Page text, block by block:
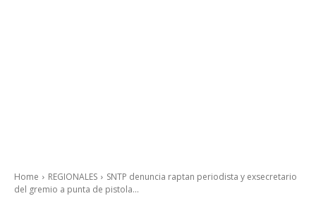
Home REGIONALES
SNTP denuncia raptan periodista y exsecretario
del gremio a punta de pistola...